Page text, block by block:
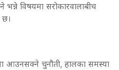
भन्ने विषयमा सरोकारवालाबीच
छ।
आउनसक्ने चुनौती, हालका समस्या